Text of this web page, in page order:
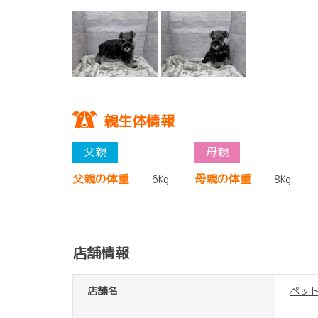
親生体情報
父親の体重 6Kg 母親の体重 8Kg
店舗情報
店舗名 ペッ